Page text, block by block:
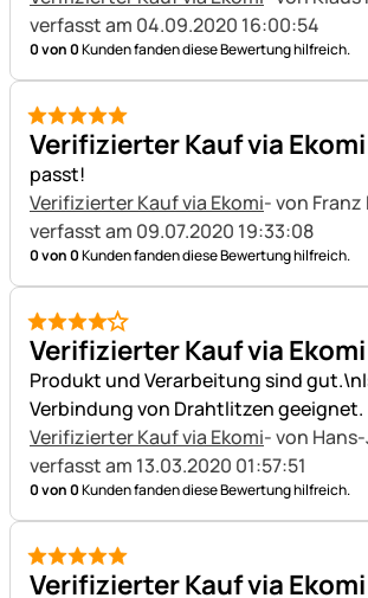
verfasst am 04.09.2020 16:00:54
0 von 0Kunden fanden diese Bewertung hilfreich.
5 von 5
Verifizierter Kauf via Ekomi
passt!
Verifizierter Kauf via Ekomi- von Franz
verfasst am 09.07.2020 19:33:08
0 von 0Kunden fanden diese Bewertung hilfreich.
4 von 5
Verifizierter Kauf via Ekomi
Produkt und Verarbeitung sind
Verbindung von Drahtlitzen geeignet.
Verifizierter Kauf via Ekomi- von
verfasst am 13.03.2020 01:57:51
0 von 0Kunden fanden diese Bewertung hilfreich.
5 von 5
Verifizierter Kauf via Ekomi